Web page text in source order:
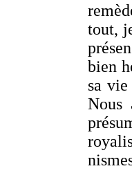
tout,
bien
sa
Nous